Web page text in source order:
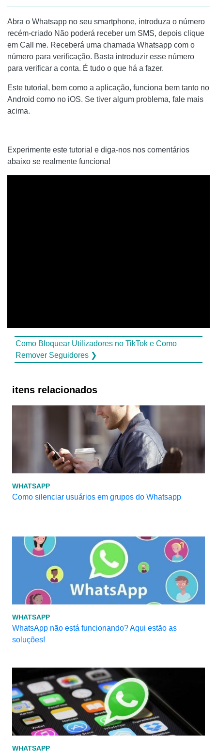
Abra o Whatsapp no seu smartphone, introduza o número
recém-criado Não poderá receber um SMS, depois clique
em Call me. Receberá uma chamada Whatsapp com o
número para verificação. Basta introduzir esse número
para verificar a conta. É tudo o que há a fazer.
Este tutorial, bem como a aplicação, funciona bem tanto no
Android como no iOS. Se tiver algum problema, fale mais
acima.
Experimente este tutorial e diga-nos nos comentários
abaixo se realmente funciona!
Como Bloquear Utilizadores no TikTok e Como
Remover Seguidores ❯
itens relacionados
WHATSAPP
Como silenciar usuários em grupos do Whatsapp
WHATSAPP
WhatsApp não está funcionando? Aqui estão as
soluções!
WHATSAPP